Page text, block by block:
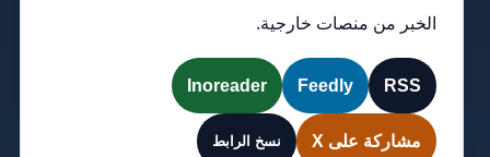
الخبر من منصات خارجية.
RSS
Feedly
Inoreader
مشاركة على X نسخ الرابط